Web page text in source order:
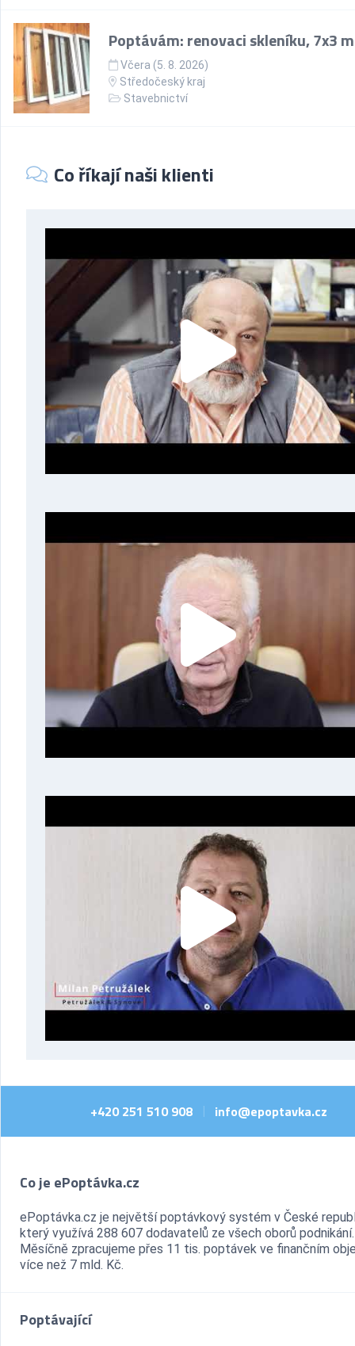
Poptávám: renovaci skleníku, 7x3 m
Včera (5. 8. 2026)
Středočeský kraj
Stavebnictví
Co říkají naši klienti
+420 251 510 908 info@epoptavka.cz
Co je ePoptávka.cz
ePoptávka.cz je největší poptávkový systém v České
který využívá 288 607 dodavatelů ze všech oborů podnikání.
Měsíčně zpracujeme přes 11 tis. poptávek ve finančním
více než 7 mld. Kč.
Poptávající